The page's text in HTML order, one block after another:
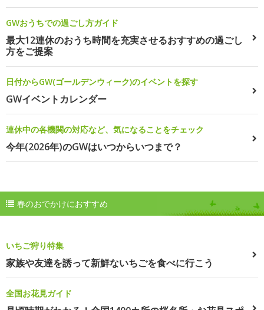
GWおうちでの過ごし方ガイド
最大12連休のおうち時間を充実させるおすすめの過ごし
方をご提案
日付からGW(ゴールデンウィーク)のイベントを探す
GWイベントカレンダー
連休中の各機関の対応など、気になることをチェック
今年(2026年)のGWはいつからいつまで？
春のおでかけにおすすめ
いちご狩り特集
家族や友達を誘って新鮮ないちごを食べに行こう
全国お花見ガイド